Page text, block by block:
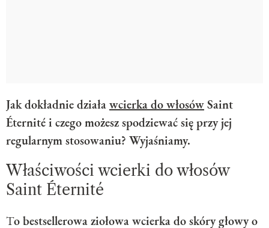
Jak dokładnie działawcierka do włosówSaint
Éternité i czego możesz spodziewać się przy jej
regularnym stosowaniu? Wyjaśniamy.
Właściwości wcierki do włosów
Saint Éternité
To bestsellerowa ziołowa wcierka do skóry głowy o